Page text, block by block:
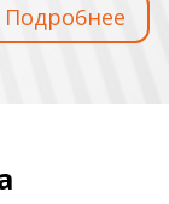
Пoдpo6нee